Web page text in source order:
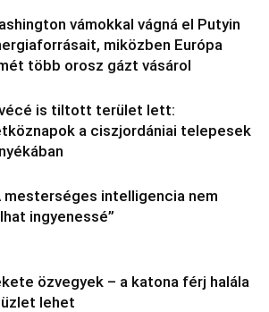
vámokkal vágná el Putyin
miközben Európa
több orosz gázt vásárol
is tiltott terület lett:
a ciszjordániai telepesek
mesterséges intelligencia nem
ingyenessé”
özvegyek – a katona férj halála
lehet